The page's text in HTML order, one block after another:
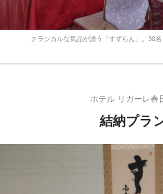
クラシカルな気品が漂う『すずらん」。30
ホテル リガーレ春
結納プラ